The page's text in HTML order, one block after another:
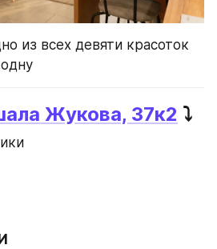
из всех девяти красоток
Жукова, 37к2 ⤵️